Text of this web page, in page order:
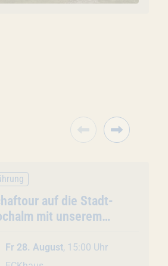
auf die Stadt-
mit unserem
Fr 28. August, 15:00 Uhr